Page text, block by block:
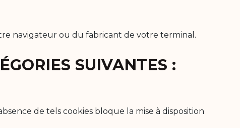
navigateur ou du fabricant de votre terminal.
SUIVANTES :
de tels cookies bloque la mise à disposition